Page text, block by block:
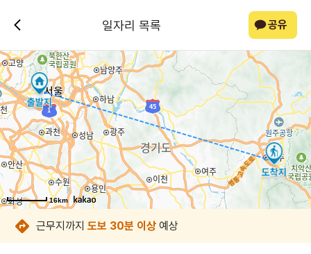
일자리 목록 공유
16km
16km
16km
16km
16km
16km
16km
16km
근무지까지 도보 30분 이상 예상